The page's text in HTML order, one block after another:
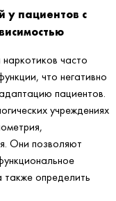
у пациентов с
часто
что негативно
пациентов.
учреждениях
Они позволяют
также определить